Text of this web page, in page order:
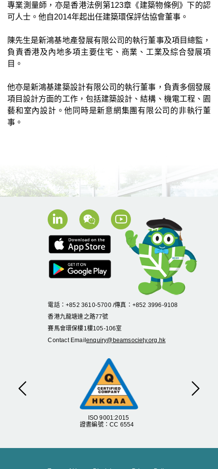
專業測量師，亦是香港法例第123章《建築物條例》下的認
可人士。他自2014年起出任建築環保評估協會董事。
陳先生是新鴻基地產發展有限公司的執行董事及項目總監，
負責香港及內地多項主要住宅、商業、工業及綜合發展項
目。
他亦是新鴻基建築設計有限公司的執行董事，負責多個發展
項目設計方面的工作，包括建築設計、結構、機電工程、園
藝和室內設計。他同時是新意網集團有限公司的非執行董
事。
ISO 9001:2015
證書編號：CC 6554
Previous Next
電話：+852 3610-5700 /傳真：+852 3996-9108
香港九龍塘達之路77號
賽馬會環保樓1樓105-106室
Contact Emailenquiry@beamsociety.org.hk